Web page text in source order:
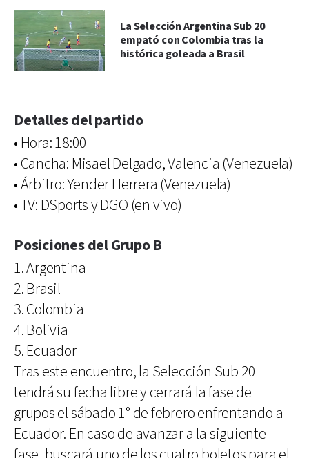
La Selección Argentina Sub 20
empató con Colombia tras la
histórica goleada a Brasil
Detalles del partido
• Hora: 18:00
• Cancha: Misael Delgado, Valencia (Venezuela)
• Árbitro: Yender Herrera (Venezuela)
• TV: DSports y DGO (en vivo)
Posiciones del Grupo B
1. Argentina
2. Brasil
3. Colombia
4. Bolivia
5. Ecuador
Tras este encuentro, la Selección Sub 20
tendrá su fecha libre y cerrará la fase de
grupos el sábado 1° de febrero enfrentando a
Ecuador. En caso de avanzar a la siguiente